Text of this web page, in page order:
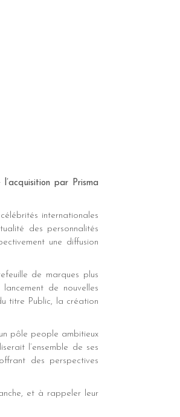
par Prisma
internationales
des personnalités
une diffusion
de marques plus
de nouvelles
titre Public, la création
pôle people ambitieux
l’ensemble de ses
des perspectives
et à rappeler leur